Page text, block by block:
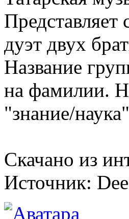
Представляет
дуэт двух
Название
на фамилии.
"знание/
Скачано из
Источник: